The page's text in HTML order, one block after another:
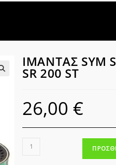
ΙΜΑΝΤΑΣ SYM
SR 200 ST
26,00 €
ΙΜΑΝΤΑΣ